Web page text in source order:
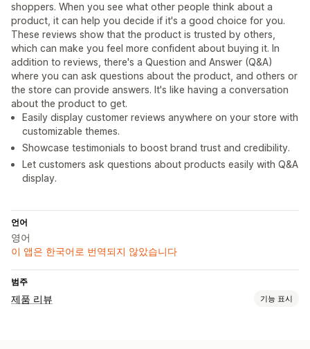
shoppers. When you see what other people think about a
product, it can help you decide if it's a good choice for you.
These reviews show that the product is trusted by others,
which can make you feel more confident about buying it. In
addition to reviews, there's a Question and Answer (Q&A)
where you can ask questions about the product, and others or
the store can provide answers. It's like having a conversation
about the product to get.
Easily display customer reviews anywhere on your store with
customizable themes.
Showcase testimonials to boost brand trust and credibility.
Let customers ask questions about products easily with Q&A
display.
언어
영어
이 앱은 한국어로 번역되지 않았습니다
범주
제품 리뷰 기능 표시